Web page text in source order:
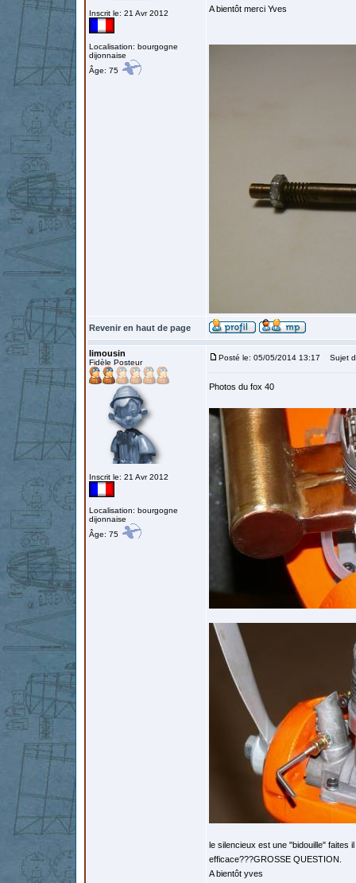
Inscrit le: 21 Avr 2012
Localisation: bourgogne
dijonnaise
Âge: 75
A bientôt merci Yves
Revenir en haut de page
limousin
Fidèle Posteur
Inscrit le: 21 Avr 2012
Localisation: bourgogne
dijonnaise
Âge: 75
Posté le: 05/05/2014 13:17 Sujet
Photos du fox 40
le silencieux est une "bidouille" faites
efficace???GROSSE QUESTION.
A bientôt yves